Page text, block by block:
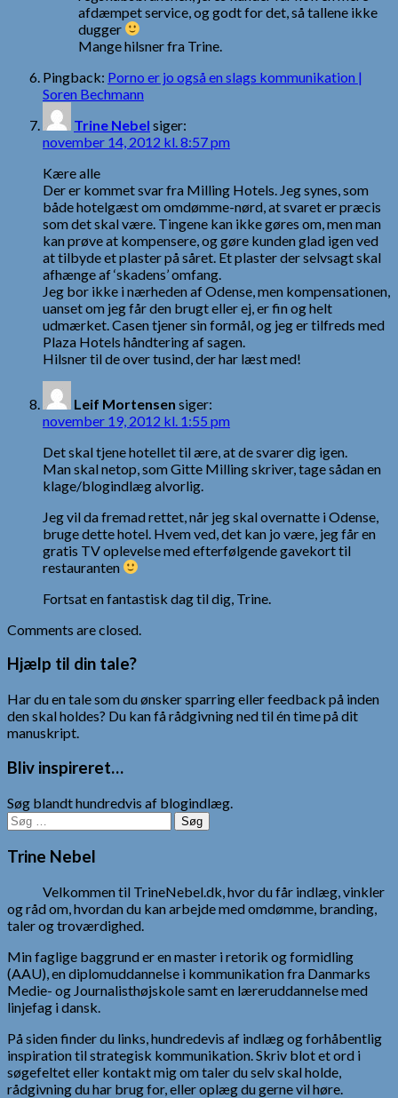
afdæmpet service, og godt for det, så tallene ikke
dugger
Mange hilsner fra Trine.
Pingback: Porno er jo også en slags kommunikation |
Soren Bechmann
Trine Nebel siger:
november 14, 2012 kl. 8:57 pm
Kære alle
Der er kommet svar fra Milling Hotels. Jeg synes, som
både hotelgæst om omdømme-nørd, at svaret er præcis
som det skal være. Tingene kan ikke gøres om, men man
kan prøve at kompensere, og gøre kunden glad igen ved
at tilbyde et plaster på såret. Et plaster der selvsagt skal
afhænge af ‘skadens’ omfang.
Jeg bor ikke i nærheden af Odense, men kompensationen,
uanset om jeg får den brugt eller ej, er fin og helt
udmærket. Casen tjener sin formål, og jeg er tilfreds med
Plaza Hotels håndtering af sagen.
Hilsner til de over tusind, der har læst med!
Leif Mortensen siger:
november 19, 2012 kl. 1:55 pm
Det skal tjene hotellet til ære, at de svarer dig igen.
Man skal netop, som Gitte Milling skriver, tage sådan en
klage/blogindlæg alvorlig.
Jeg vil da fremad rettet, når jeg skal overnatte i Odense,
bruge dette hotel. Hvem ved, det kan jo være, jeg får en
gratis TV oplevelse med efterfølgende gavekort til
restauranten
Fortsat en fantastisk dag til dig, Trine.
Comments are closed.
Hjælp til din tale?
Har du en tale som du ønsker sparring eller feedback på inden
den skal holdes? Du kan få rådgivning ned til én time på dit
manuskript.
Bliv inspireret…
Søg blandt hundredvis af blogindlæg.
Søg
efter:
Trine Nebel
Velkommen til TrineNebel.dk, hvor du får indlæg, vinkler
og råd om, hvordan du kan arbejde med omdømme, branding,
taler og troværdighed.
Min faglige baggrund er en master i retorik og formidling
(AAU), en diplomuddannelse i kommunikation fra Danmarks
Medie- og Journalisthøjskole samt en læreruddannelse med
linjefag i dansk.
På siden finder du links, hundredevis af indlæg og forhåbentlig
inspiration til strategisk kommunikation. Skriv blot et ord i
søgefeltet eller kontakt mig om taler du selv skal holde,
rådgivning du har brug for, eller oplæg du gerne vil høre.